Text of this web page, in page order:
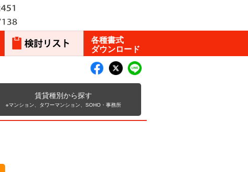
各種書式
ダウンロード
賃貸種別から探す
※マンション、タワーマンション、SOHO・事務所